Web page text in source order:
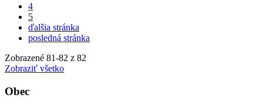
4
5
ďalšia stránka
posledná stránka
Zobrazené 81-82 z 82
Zobraziť všetko
Obec